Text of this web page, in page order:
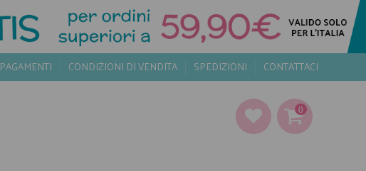
PAGAMENTI CONDIZIONI DI VENDITA SPEDIZIONI CONTATTACI
0